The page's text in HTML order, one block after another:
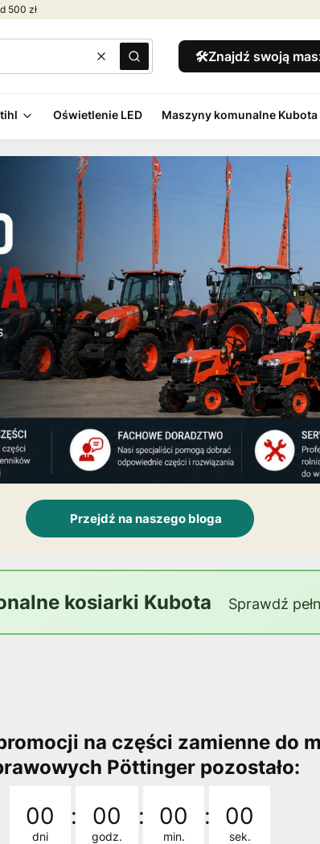
500 zł
WyczyśćSzukaj 🛠️Znajdź swoją
Oświetlenie LED Maszyny komunalne Kubota
Przejdź na naszego bloga
kosiarki Kubota Sprawdź
na części zamienne do
Pöttinger pozostało:
00
dni
: 00
godz.
: 00
min.
: 00
sek.